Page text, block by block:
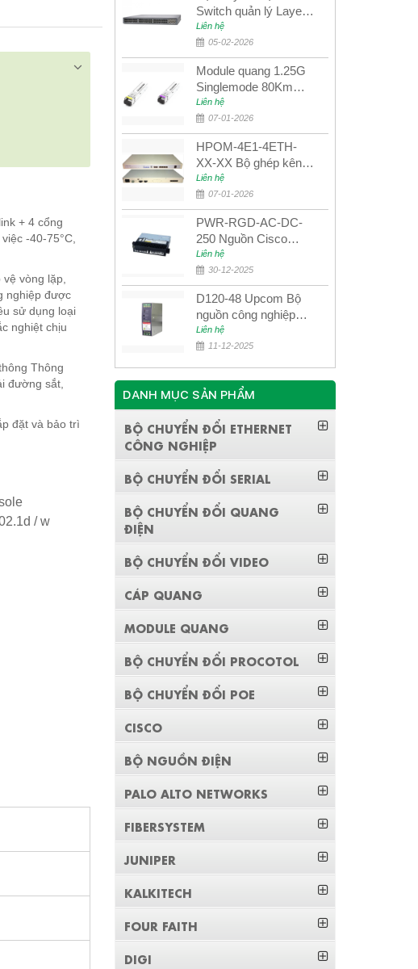
+ 4 cổng
-40-75°C,
vòng lặp,
nghiệp được
sử dụng loại
nghiệt chịu
Thông
đường sắt,
đặt và bảo trì
/ w
Switch quản lý Layer 3
Juniper QFX5100-48S
Liên hệ
05-02-2026
Module quang 1.25G
Singlemode 80Km
UPCOM MWS-12-45-
80AD/MWS-12-54-
80BD
Liên hệ
07-01-2026
HPOM-4E1-4ETH-
XX-XX Bộ ghép kênh
quang quản lý SDH
4E1+4ETH+RS232
Liên hệ
07-01-2026
PWR-RGD-AC-DC-
250 Nguồn Cisco
Industrial 250W
PoE/PoE+
Liên hệ
30-12-2025
D120-48 Upcom Bộ
nguồn công nghiệp
đầu ra đơn 120W
48VDC
Liên hệ
11-12-2025
DANH MỤC SẢN PHẨM
BỘ CHUYỂN ĐỔI ETHERNET
CÔNG NGHIỆP
BỘ CHUYỂN ĐỔI SERIAL
BỘ CHUYỂN ĐỔI QUANG
ĐIỆN
BỘ CHUYỂN ĐỔI VIDEO
CÁP QUANG
MODULE QUANG
BỘ CHUYỂN ĐỔI PROCOTOL
BỘ CHUYỂN ĐỔI POE
CISCO
BỘ NGUỒN ĐIỆN
PALO ALTO NETWORKS
FIBERSYSTEM
JUNIPER
KALKITECH
FOUR FAITH
DIGI